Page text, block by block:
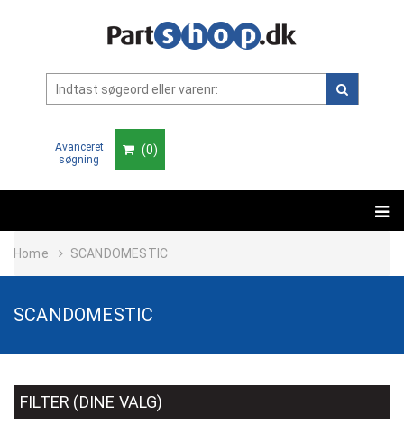
Avanceret
søgning
(0)
Home SCANDOMESTIC
SCANDOMESTIC
FILTER (DINE VALG)